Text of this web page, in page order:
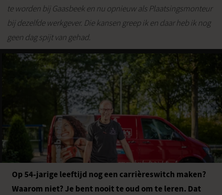
te worden bij Gaasbeek en nu opnieuw als Plaatsingsmonteur
bij dezelfde werkgever. Die kansen greep ik en daar heb ik nog
geen dag spijt van gehad.
Op 54-jarige leeftijd nog een carrièreswitch maken?
Waarom niet? Je bent nooit te oud om te leren. Dat